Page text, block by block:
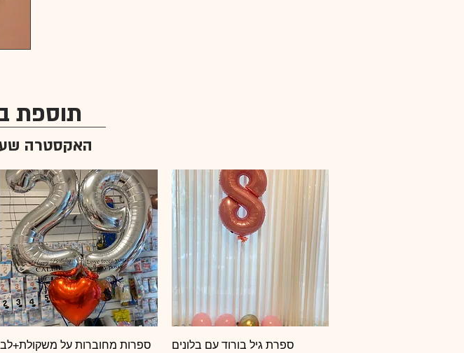
תוספת
האקסטרה
תצוגה מהירה
ספרת גיל בורוד עם בלונים
תצוגה מהירה
ספרות מחוברות על משקולת+לב